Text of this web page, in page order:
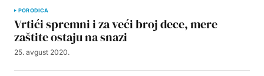
PORODICA
Vrtići spremni i za veći broj dece, mere
zaštite ostaju na snazi
25. avgust 2020.